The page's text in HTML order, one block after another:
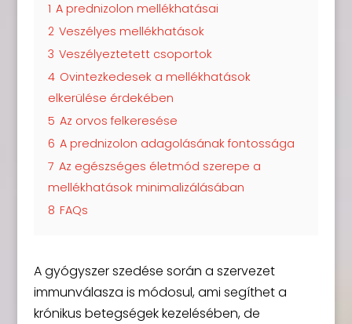
1 A prednizolon mellékhatásai
2 Veszélyes mellékhatások
3 Veszélyeztetett csoportok
4 Ovintezkedesek a mellékhatások
elkerülése érdekében
5 Az orvos felkeresése
6 A prednizolon adagolásának fontossága
7 Az egészséges életmód szerepe a
mellékhatások minimalizálásában
8 FAQs
A gyógyszer szedése során a szervezet
immunválasza is módosul, ami segíthet a
krónikus betegségek kezelésében, de